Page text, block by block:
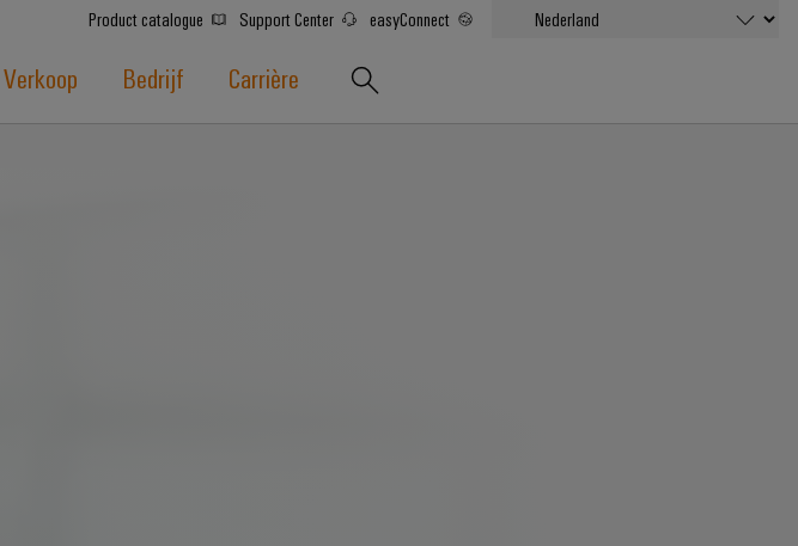
Product catalogue Support Center easyConnect
Verkoop Bedrijf Carrière